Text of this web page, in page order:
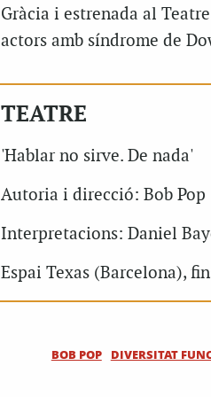
Gràcia i estrenada al
actors amb síndrome de
TEATRE
'Hablar no sirve. De nada'
Autoria i direcció: Bob Pop
Interpretacions: Daniel
Espai Texas (Barcelona),
BOB POP DIVERSITAT